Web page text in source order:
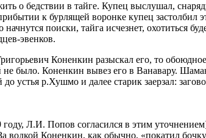
о бедствии в тайге. Купец выслушал,
к бурлящей воронке купец застолбил
поиски, тайга исчезнет, охотиться
эвенков.
Коненкин разыскал его, то
не было. Коненкин вывез его в Ванавару.
р.Хушмо и далее старик заерзал:
Л.И. Попов согласился в этим
водкой Коненкин, как обычно, «покатил